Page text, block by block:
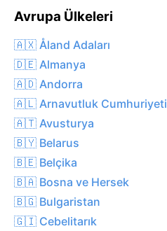
Avrupa Ülkeleri
🇦🇽 Åland Adaları
🇩🇪 Almanya
🇦🇩 Andorra
🇦🇱 Arnavutluk Cumhuriyeti
🇦🇹 Avusturya
🇧🇾 Belarus
🇧🇪 Belçika
🇧🇦 Bosna ve Hersek
🇧🇬 Bulgaristan
🇬🇮 Cebelitarık